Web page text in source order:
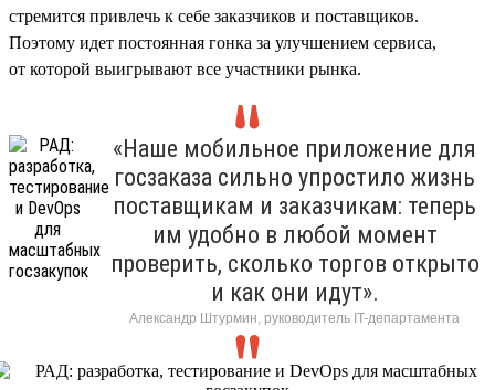
стремится привлечь к себе заказчиков и поставщиков.
Поэтому идет постоянная гонка за улучшением сервиса,
от которой выигрывают все участники рынка.
«Наше мобильное приложение для
госзаказа сильно упростило жизнь
поставщикам и заказчикам: теперь
им удобно в любой момент
проверить, сколько торгов открыто
и как они идут».
Александр Штурмин, руководитель IT-департамента